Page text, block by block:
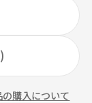
購入について